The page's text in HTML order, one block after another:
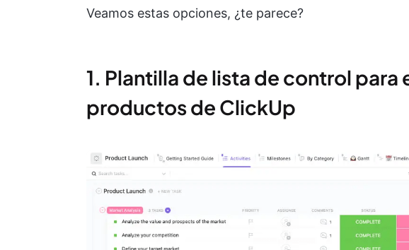
Veamos estas opciones, ¿te parece?
1. Plantilla de lista de control para
productos de ClickUp